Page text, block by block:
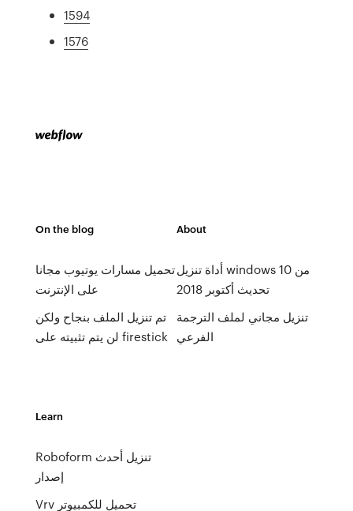
1594
1576
On the blog
تحميل مسارات يوتيوب مجانا
على الإنترنت
تم تنزيل الملف بنجاح ولكن
لن يتم تثبيته على firestick
About
أداة تنزيل windows 10 من
تحديث أكتوبر 2018
تنزيل مجاني لملف الترجمة
الفرعي
Learn
Roboform تنزيل أحدث
إصدار
Vrv تحميل للكمبيوتر